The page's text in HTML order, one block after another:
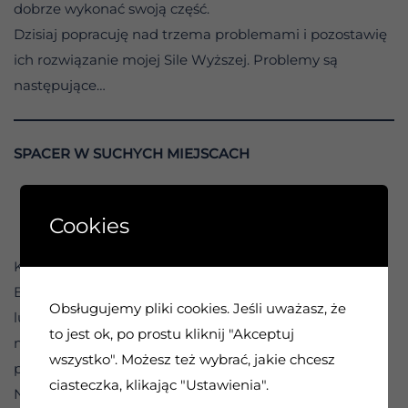
dobrze wykonać swoją część.
Dzisiaj popracuję nad trzema problemami i pozostawię
ich rozwiązanie mojej Sile Wyższej. Problemy są
następujące…
SPACER W SUCHYCH MIEJSCACH
Kiedy inni nie dają rady – osobista odpowiedzialność.
Będą chwile, kiedy inni ludzie nas rozczarują… celowo
lub z powodu obojętności lub niekompetencji. Jeśli na
nich liczyliśmy, ich postawa może wywołać w nas
prawdziwą złość i frustrację.
Nasz rozwój powinien jednak nauczyć nas, że takie
Cookies
Obsługujemy pliki cookies. Jeśli uważasz, że
to jest ok, po prostu kliknij "Akceptuj
wszystko". Możesz też wybrać, jakie chcesz
ciasteczka, klikając "Ustawienia".